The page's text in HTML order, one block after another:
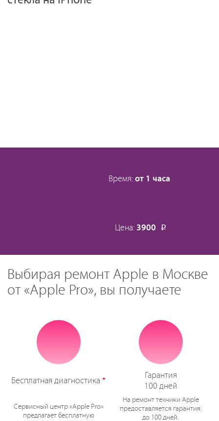
Время: от 1 часа
Цена: 3900 Р
Выбирая ремонт Apple в Москве
от «Apple Pro», вы получаете
Бесплатная диагностика *
Сервисный центр «Apple Pro»
предлагает бесплатную
Гарантия
100 дней
На ремонт техники Apple
предоставляется гарантия:
до 100 дней.